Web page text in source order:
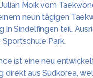
Moik vom
neun tägigen
in Sindelfingen teil.
Park.
ist eine neu
direkt aus Südkorea,